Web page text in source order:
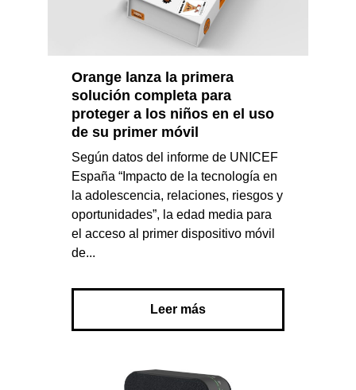
Orange lanza la primera
solución completa para
proteger a los niños en el uso
de su primer móvil
Según datos del informe de UNICEF
España “Impacto de la tecnología en
la adolescencia, relaciones, riesgos y
oportunidades”, la edad media para
el acceso al primer dispositivo móvil
de...
Leer más